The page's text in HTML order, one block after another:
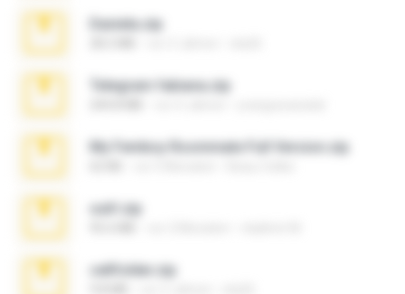
Daniela.zip
Telegram fabiana.zip
My Femboy Roommate Full Version.zip
ouh!.zip
cellfolder.zip